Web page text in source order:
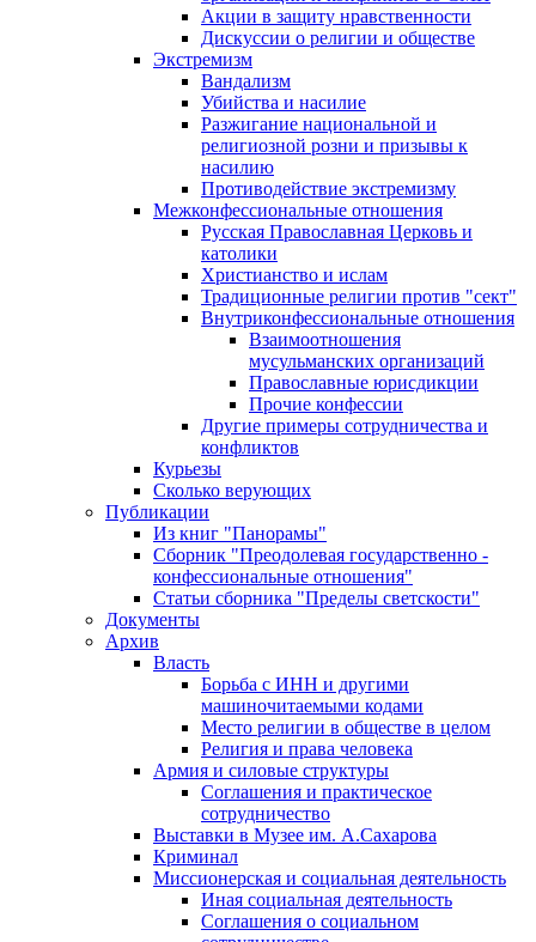
Акции в защиту нравственности
Дискуссии о религии и обществе
Экстремизм
Вандализм
Убийства и насилие
Разжигание национальной и
религиозной розни и призывы к
насилию
Противодействие экстремизму
Межконфессиональные отношения
Русская Православная Церковь и
католики
Христианство и ислам
Традиционные религии против "сект"
Внутриконфессиональные отношения
Взаимоотношения
мусульманских организаций
Православные юрисдикции
Прочие конфессии
Другие примеры сотрудничества и
конфликтов
Курьезы
Сколько верующих
Публикации
Из книг "Панорамы"
Сборник "Преодолевая государственно -
конфессиональные отношения"
Статьи сборника "Пределы светскости"
Документы
Архив
Власть
Борьба с ИНН и другими
машиночитаемыми кодами
Место религии в обществе в целом
Религия и права человека
Армия и силовые структуры
Соглашения и практическое
сотрудничество
Выставки в Музее им. А.Сахарова
Криминал
Миссионерская и социальная деятельность
Иная социальная деятельность
Соглашения о социальном